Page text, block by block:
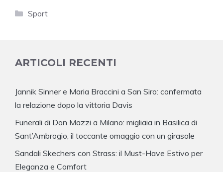
Categorie
Sport
ARTICOLI RECENTI
Jannik Sinner e Maria Braccini a San Siro: confermata
la relazione dopo la vittoria Davis
Funerali di Don Mazzi a Milano: migliaia in Basilica di
Sant’Ambrogio, il toccante omaggio con un girasole
Sandali Skechers con Strass: il Must-Have Estivo per
Eleganza e Comfort